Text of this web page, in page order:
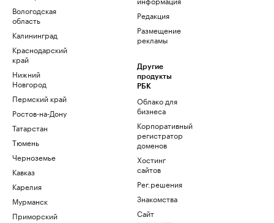
Вологодская
область
Калининград
Краснодарский
край
Нижний
Новгород
Пермский край
Ростов-на-Дону
Татарстан
Тюмень
Черноземье
Кавказ
Карелия
Мурманск
Приморский
Редакция
Размещение
рекламы
Другие
продукты
РБК
Облако для
бизнеса
Корпоративный
регистратор
доменов
Хостинг
сайтов
Рег.решения
Знакомства
Сайт